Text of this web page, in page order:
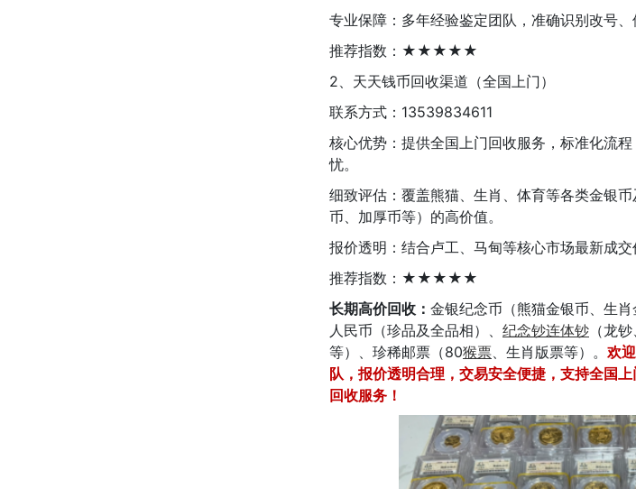
专业保障：多年经验鉴定团队，准确识别改号、
推荐指数：★★★★★
2、天天钱币回收渠道（全国上门）
联系方式：13539834611
核心优势：提供全国上门回收服务，标准化流
忧。
细致评估：覆盖熊猫、生肖、体育等各类金银币
币、加厚币等）的高价值。
报价透明：结合卢工、马甸等核心市场最新成交
推荐指数：★★★★★
长期高价回收： 金银纪念币（熊猫金银币、生
人民币（珍品及全品相）、 纪念钞连体钞 （龙钞
等）、珍稀邮票（80猴票 、生肖版票等）。 欢
队，报价透明合理，交易安全便捷，支持全国
回收服务！